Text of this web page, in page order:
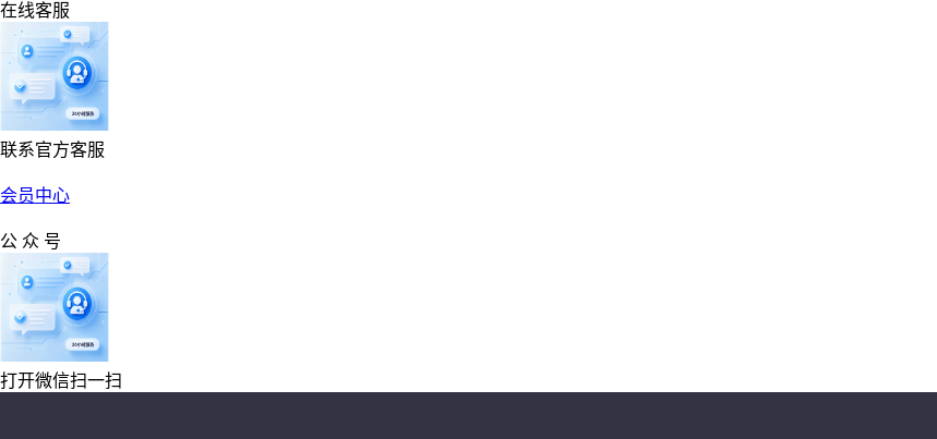
在线客服
联系官方客服
会员中心
公 众 号
打开微信扫一扫